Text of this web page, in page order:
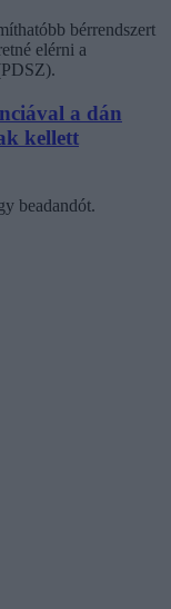
bérrendszert
elérni a
a dán
kellett
beadandót.